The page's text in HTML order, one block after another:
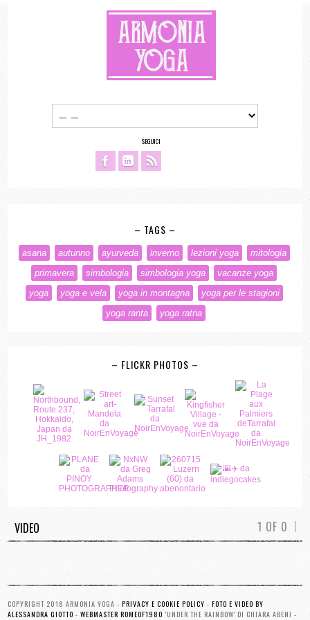
SEGUICI
– TAGS –
asana autunno ayurveda inverno lezioni yoga
mitologia
primavera
simbologia simbologia yoga
vacanze yoga
yoga
yoga e vela yoga in montagna
yoga per le stagioni
yoga ranta
yoga ratna
– FLICKR PHOTOS –
VIDEO 1 OF 0
COPYRIGHT 2018 ARMONIA YOGA -PRIVACY E COOKIE POLICY -FOTO E VIDEO BY
ALESSANDRA GIOTTO -WEBMASTER ROMEOF1980 'UNDER THE RAINBOW' DI CHIARA ABENI -